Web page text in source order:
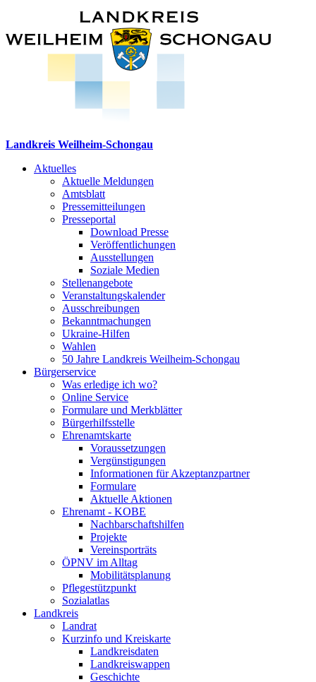
Landkreis Weilheim-Schongau
Aktuelles
Aktuelle Meldungen
Amtsblatt
Pressemitteilungen
Presseportal
Download Presse
Veröffentlichungen
Ausstellungen
Soziale Medien
Stellenangebote
Veranstaltungskalender
Ausschreibungen
Bekanntmachungen
Ukraine-Hilfen
Wahlen
50 Jahre Landkreis Weilheim-Schongau
Bürgerservice
Was erledige ich wo?
Online Service
Formulare und Merkblätter
Bürgerhilfsstelle
Ehrenamtskarte
Voraussetzungen
Vergünstigungen
Informationen für Akzeptanzpartner
Formulare
Aktuelle Aktionen
Ehrenamt - KOBE
Nachbarschaftshilfen
Projekte
Vereinsporträts
ÖPNV im Alltag
Mobilitätsplanung
Pflegestützpunkt
Sozialatlas
Landkreis
Landrat
Kurzinfo und Kreiskarte
Landkreisdaten
Landkreiswappen
Geschichte